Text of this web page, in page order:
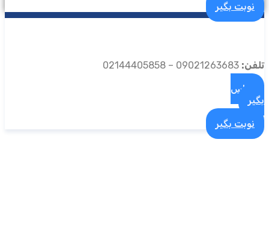
نوبت بگیر
تلفن:
تماس
بگیر
نوبت بگیر